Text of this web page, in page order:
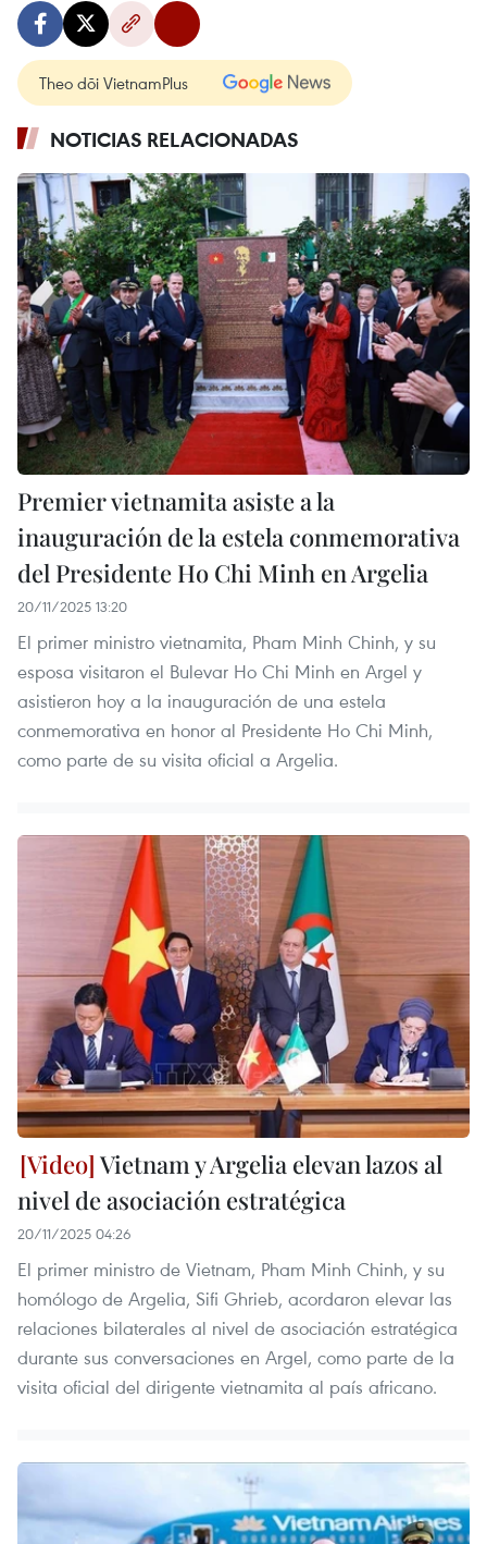
Theo dõi VietnamPlus
NOTICIAS RELACIONADAS
Premier vietnamita asiste a la
inauguración de la estela conmemorativa
del Presidente Ho Chi Minh en Argelia
20/11/2025 13:20
El primer ministro vietnamita, Pham Minh Chinh, y su
esposa visitaron el Bulevar Ho Chi Minh en Argel y
asistieron hoy a la inauguración de una estela
conmemorativa en honor al Presidente Ho Chi Minh,
como parte de su visita oficial a Argelia.
Vietnam y Argelia elevan lazos al
nivel de asociación estratégica
20/11/2025 04:26
El primer ministro de Vietnam, Pham Minh Chinh, y su
homólogo de Argelia, Sifi Ghrieb, acordaron elevar las
relaciones bilaterales al nivel de asociación estratégica
durante sus conversaciones en Argel, como parte de la
visita oficial del dirigente vietnamita al país africano.